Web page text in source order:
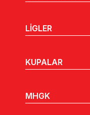
LİGLER
KUPALAR
MHGK